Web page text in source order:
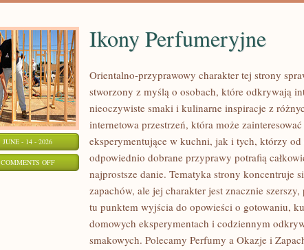
JUNE - 14 - 2026
COMMENTS OFFON
PERFUMERYJNE
Ikony Perfumeryjne
Orientalno-przyprawowy charakter tej strony
stworzony z myślą o osobach, które odkrywają
nieoczywiste smaki i kulinarne inspiracje z
internetowa przestrzeń, która może
eksperymentujące w kuchni, jak i tych, którzy od
odpowiednio dobrane przyprawy potrafią
najprostsze danie. Tematyka strony koncentruje
zapachów, ale jej charakter jest znacznie
tu punktem wyjścia do opowieści o gotowaniu,
domowych eksperymentach i codziennym
smakowych. Polecamy Perfumy a Okazje i